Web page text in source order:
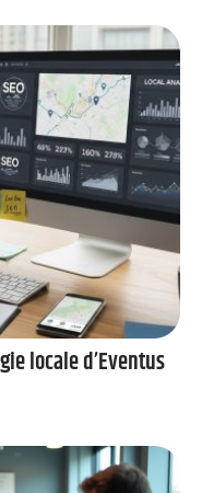
locale d’Eventus